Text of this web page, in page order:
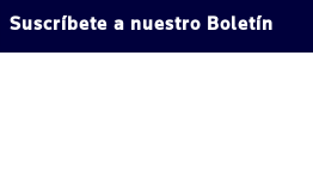
Suscríbete a nuestro Boletín